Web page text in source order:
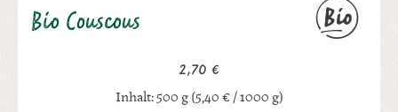
Bio Couscous
Regulärer Preis:
2,70 €
Inhalt:500 g(5,40 € / 1000 g)